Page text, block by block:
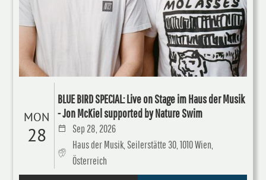
MON
28
BLUE BIRD SPECIAL: Live on Stage im Haus der Musik
- Jon McKiel supported by Nature Swim
Sep 28, 2026
Haus der Musik, Seilerstätte 30, 1010 Wien,
Österreich